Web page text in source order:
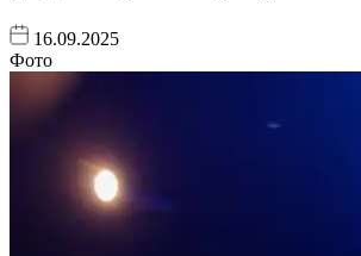
16.09.2025
Фото